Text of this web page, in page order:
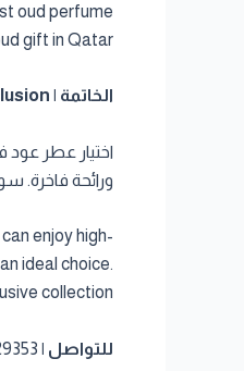
oud perfume
gift in Qatar.
الخاتمة | Conclusion
ورائحة فاخرة.
enjoy high-
ideal choice.
collection.
للتواصل | Contact: